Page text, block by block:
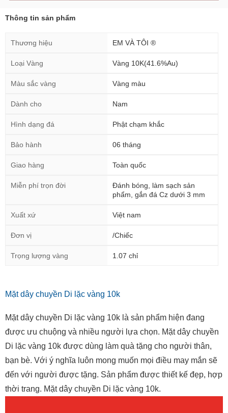
Thông tin sản phẩm
Thương hiệu EM VÀ TÔI ®
Loại Vàng Vàng 10K(41.6%Au)
Màu sắc vàng Vàng màu
Dành cho Nam
Hình dạng đá Phật chạm khắc
Bảo hành 06 tháng
Giao hàng Toàn quốc
Miễn phí trọn đời
Đánh bóng, làm sạch sản
phẩm, gắn đá Cz dưới 3 mm
Xuất xứ Việt nam
Đơn vị /Chiếc
Trọng lượng vàng 1.07 chỉ
Mặt dây chuyền Di lặc vàng 10k
Mặt dây chuyền Di lặc vàng 10k là sản phẩm hiện đang
được ưu chuộng và nhiều người lựa chọn. Mặt dây chuyền
Di lặc vàng 10k được dùng làm quà tặng cho người thân,
bạn bè. Với ý nghĩa luôn mong muốn mọi điều may mắn sẽ
đến với người được tặng. Sản phẩm được thiết kế đẹp, hợp
thời trang. Mặt dây chuyền Di lặc vàng 10k.